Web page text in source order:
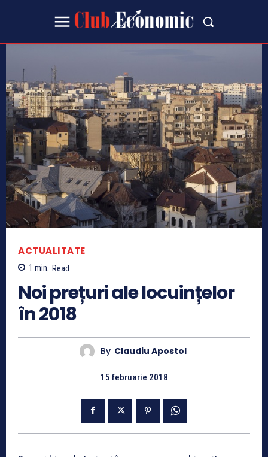
ACTUALITATE
1 min. Read
Noi prețuri ale locuințelor
în 2018
By Claudiu Apostol
15 februarie 2018